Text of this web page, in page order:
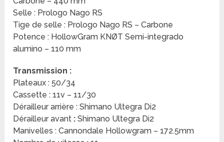
Selle : Prologo Nago RS
Tige de selle : Prologo Nago RS – Carbone
Potence : HollowGram KNØT Semi-integrado
alumino – 110 mm
Transmission :
Plateaux : 50/34
Cassette : 11v – 11/30
Dérailleur arrière : Shimano Ultegra Di2
Dérailleur avant : Shimano Ultegra Di2
Manivelles : Cannondale Hollowgram – 172.5mm